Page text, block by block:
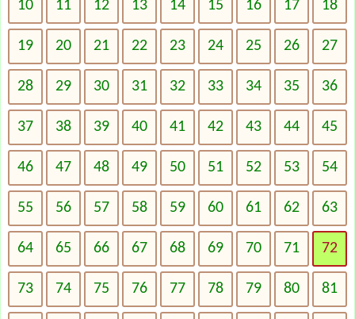
10 11 12 13 14 15 16 17 18
19 20 21 22 23 24 25 26 27
28 29 30 31 32 33 34 35 36
37 38 39 40 41 42 43 44 45
46 47 48 49 50 51 52 53 54
55 56 57 58 59 60 61 62 63
64 65 66 67 68 69 70 71 72
73 74 75 76 77 78 79 80 81